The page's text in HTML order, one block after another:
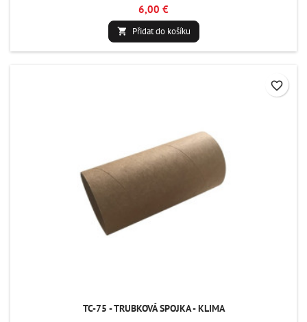
6,00 €
 Přidat do košíku
TC-75 - TRUBKOVÁ SPOJKA - KLIMA
favorite_border